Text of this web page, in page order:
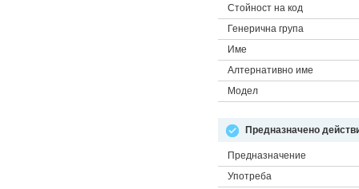
Стойност на код
Генерична група
Име
Алтернативно име
Модел
Предназначено
Предназначение
Употреба